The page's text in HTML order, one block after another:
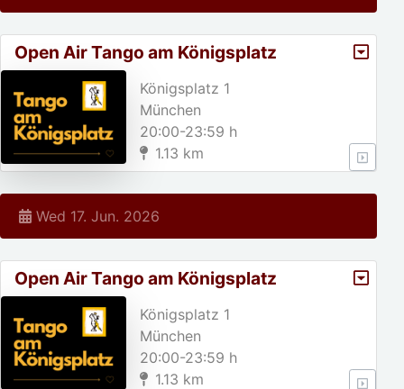
Open Air Tango am Königsplatz
Königsplatz 1
München
20:00-23:59 h
1.13 km
Wed 17. Jun. 2026
Open Air Tango am Königsplatz
Königsplatz 1
München
20:00-23:59 h
1.13 km